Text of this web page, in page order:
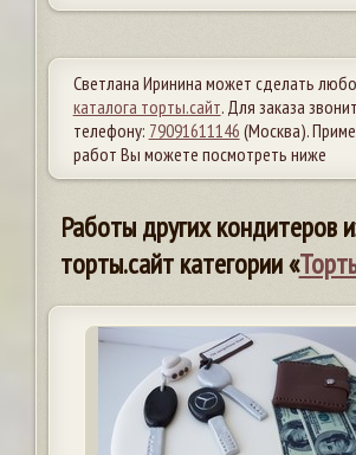
Светлана Иринина может сделать
каталога торты.сайт. Для заказа
телефону: 79091611146 (Москва).
работ Вы можете посмотреть ниже
Работы других кондитеров
торты.сайт категории «